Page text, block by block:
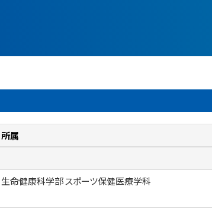
所属
生命健康科学部 スポーツ保健医療学科